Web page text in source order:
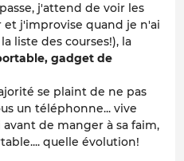
j'attend de voir les
j'improvise quand je n'ai
liste des courses!), la
gadget de
se plaint de ne pas
un téléphonne... vive
de manger à sa faim,
quelle évolution!